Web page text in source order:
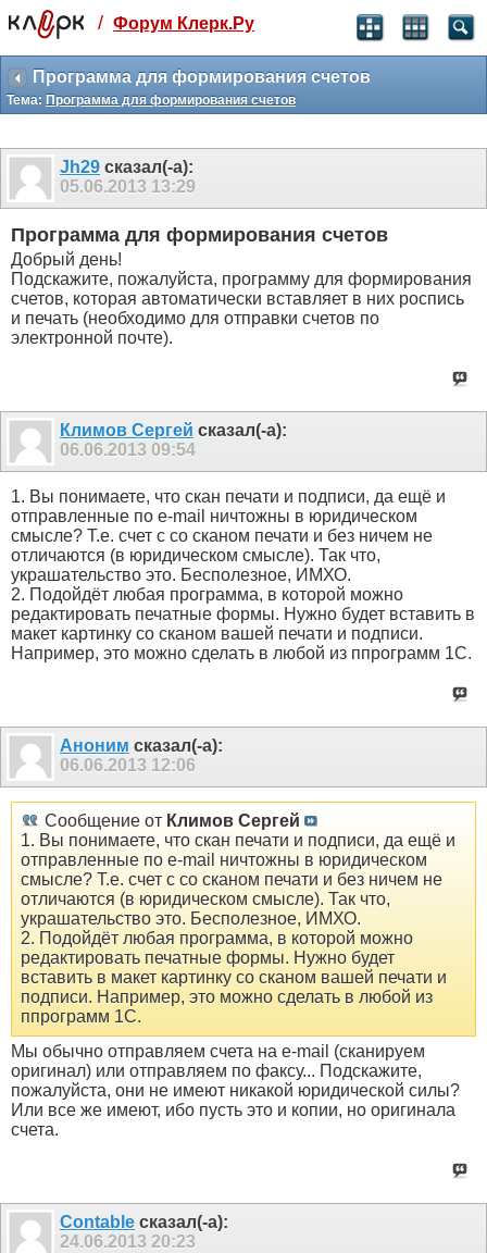
Святые угодники, Клерк без рекламы
прекрасен:)
месяц
3 месяца
259
₽
-10%
499 ₽
-15%
Отмена Оплатить
/ Форум Клерк.Ру
Программа для формирования счетов
Тема: Программа для формирования счетов
Jh29 сказал(-а):
05.06.2013 13:29
Программа для формирования счетов
Добрый день!
Подскажите, пожалуйста, программу для формирования
счетов, которая автоматически вставляет в них роспись
и печать (необходимо для отправки счетов по
электронной почте).
Климов Сергей сказал(-а):
06.06.2013 09:54
1. Вы понимаете, что скан печати и подписи, да ещё и
отправленные по e-mail ничтожны в юридическом
смысле? Т.е. счет с со сканом печати и без ничем не
отличаются (в юридическом смысле). Так что,
украшательство это. Бесполезное, ИМХО.
2. Подойдёт любая программа, в которой можно
редактировать печатные формы. Нужно будет вставить в
макет картинку со сканом вашей печати и подписи.
Например, это можно сделать в любой из ппрограмм 1С.
Аноним сказал(-а):
06.06.2013 12:06
Сообщение от Климов Сергей
1. Вы понимаете, что скан печати и подписи, да ещё и
отправленные по e-mail ничтожны в юридическом
смысле? Т.е. счет с со сканом печати и без ничем не
отличаются (в юридическом смысле). Так что,
украшательство это. Бесполезное, ИМХО.
2. Подойдёт любая программа, в которой можно
редактировать печатные формы. Нужно будет
вставить в макет картинку со сканом вашей печати и
подписи. Например, это можно сделать в любой из
ппрограмм 1С.
Мы обычно отправляем счета на e-mail (сканируем
оригинал) или отправляем по факсу... Подскажите,
пожалуйста, они не имеют никакой юридической силы?
Или все же имеют, ибо пусть это и копии, но оригинала
счета.
Contable сказал(-а):
24.06.2013 20:23